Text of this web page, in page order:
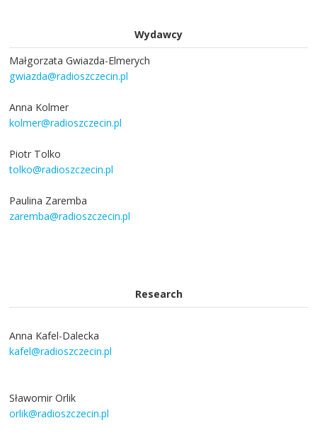
Wydawcy
Małgorzata Gwiazda-Elmerych
gwiazda@radioszczecin.pl
Anna Kolmer
kolmer@radioszczecin.pl
Piotr Tolko
tolko@radioszczecin.pl
Paulina Zaremba
zaremba@radioszczecin.pl
Research
Anna Kafel-Dalecka
kafel@radioszczecin.pl
Sławomir Orlik
orlik@radioszczecin.pl